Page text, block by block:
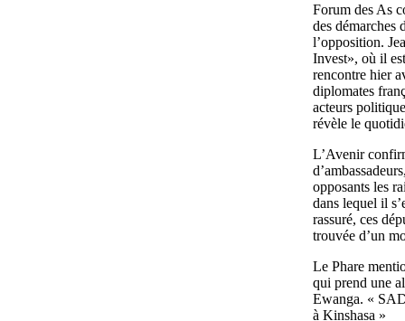
Forum des As
des démarches
l’opposition.
Invest», où il
rencontre hier
diplomates
acteurs
révèle le
L’Avenir
opposants les
dans lequel il
rassuré, ces
trouvée d’un
Le Phare
qui prend une
Ewanga. «
à Kinshasa »